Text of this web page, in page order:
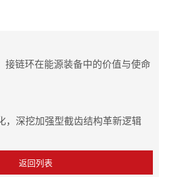
接链环在能源装备中的价值与使命
，深挖加强型截齿结构革新逻辑
返回列表